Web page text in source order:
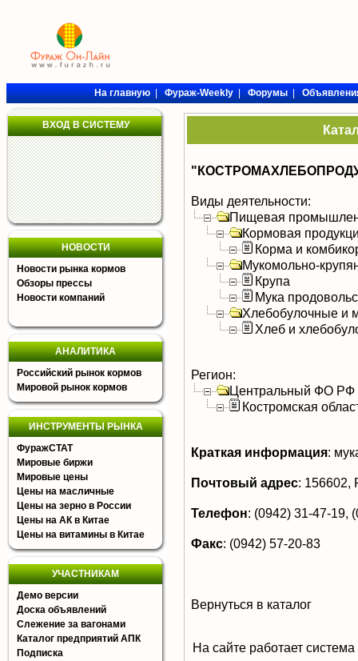
На главную|Фураж-Weekly|Форумы|
ВХОД В СИСТЕМУ
НОВОСТИ
Новости рынка кормов
Обзоры прессы
Новости компаний
АНАЛИТИКА
Российский рынок кормов
Мировой рынок кормов
ИНСТРУМЕНТЫ РЫНКА
ФуражСТАТ
Мировые биржи
Мировые цены
Цены на масличные
Цены на зерно в России
Цены на АК в Китае
Цены на витамины в Китае
УЧАСТНИКАМ
Демо версии
Доска объявлений
Слежение за вагонами
Каталог предприятий АПК
Подписка
Виды деятельности:
Пищевая
Кормовая
Корма и
Мукомольно-
Крупа
Мука
Хлебобулочные и
Хлеб и
Регион:
Центральный ФО РФ
Костромская
Краткая информация:
Почтовый адрес: 156602,
Телефон: (0942) 31-47-19,
Факс: (0942) 57-20-83
Вернуться в каталог
На сайте работает